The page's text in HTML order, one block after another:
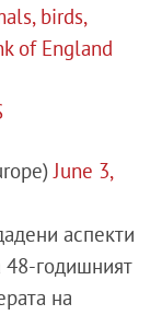
birds,
of England
June 3,
аспекти
48-годишният
на